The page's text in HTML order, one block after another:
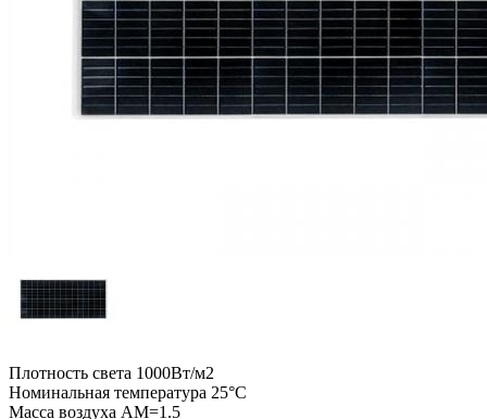
Плотность света 1000Вт/м2
Номинальная температура 25°C
Масса воздуха АМ=1.5